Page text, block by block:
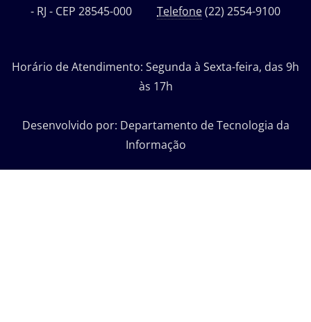
- RJ - CEP 28545-000 Telefone(22) 2554-9100
Horário de Atendimento: Segunda à Sexta-feira, das 9h
às 17h
Desenvolvido por: Departamento de Tecnologia da
Informação